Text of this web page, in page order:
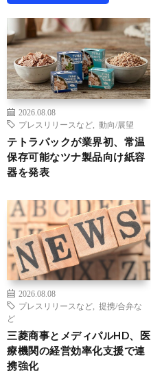
2026.08.08
プレスリリースなど
動向/展望
テトラパックが業界初、常温
保存可能なツナ製品向け紙容
器を発表
2026.08.08
プレスリリースなど
提携/合弁な
ど
三菱商事とメディパルHD、医
療機関の経営効率化支援で連
携強化